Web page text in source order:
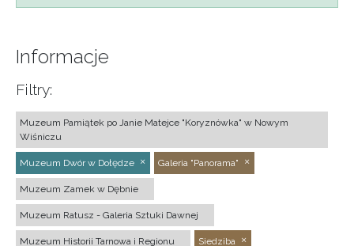
Informacje
Filtry:
Muzeum Pamiątek po Janie Matejce "Koryznówka" w Nowym
Wiśniczu
Muzeum Dwór w Dołędze Galeria "Panorama"
Muzeum Zamek w Dębnie
Muzeum Ratusz - Galeria Sztuki Dawnej
Muzeum Historii Tarnowa i Regionu Siedziba